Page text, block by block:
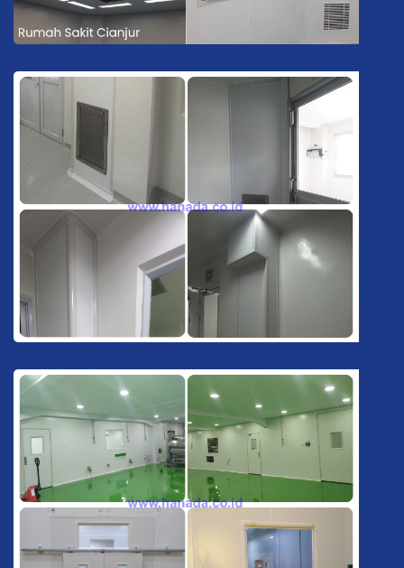
Pabrik Farmasi Cianjur